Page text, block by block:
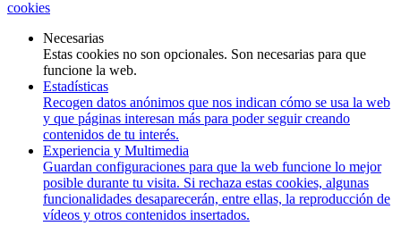
cookies
Necesarias
Estas cookies no son opcionales. Son necesarias para que
funcione la web.
Estadísticas
Recogen datos anónimos que nos indican cómo se usa la web
y que páginas interesan más para poder seguir creando
contenidos de tu interés.
Experiencia y Multimedia
Guardan configuraciones para que la web funcione lo mejor
posible durante tu visita. Si rechaza estas cookies, algunas
funcionalidades desaparecerán, entre ellas, la reproducción de
vídeos y otros contenidos insertados.